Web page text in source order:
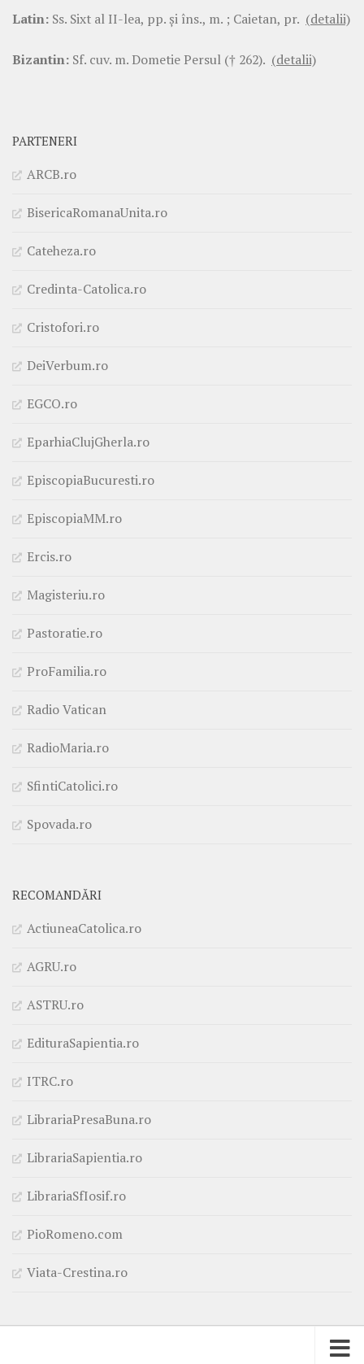
Latin: Ss. Sixt al II-lea, pp. şi îns., m. ; Caietan, pr. (detalii)
Bizantin: Sf. cuv. m. Dometie Persul († 262). (detalii)
PARTENERI
ARCB.ro
BisericaRomanaUnita.ro
Cateheza.ro
Credinta-Catolica.ro
Cristofori.ro
DeiVerbum.ro
EGCO.ro
EparhiaClujGherla.ro
EpiscopiaBucuresti.ro
EpiscopiaMM.ro
Ercis.ro
Magisteriu.ro
Pastoratie.ro
ProFamilia.ro
Radio Vatican
RadioMaria.ro
SfintiCatolici.ro
Spovada.ro
RECOMANDĂRI
ActiuneaCatolica.ro
AGRU.ro
ASTRU.ro
EdituraSapientia.ro
ITRC.ro
LibrariaPresaBuna.ro
LibrariaSapientia.ro
LibrariaSfIosif.ro
PioRomeno.com
Viata-Crestina.ro